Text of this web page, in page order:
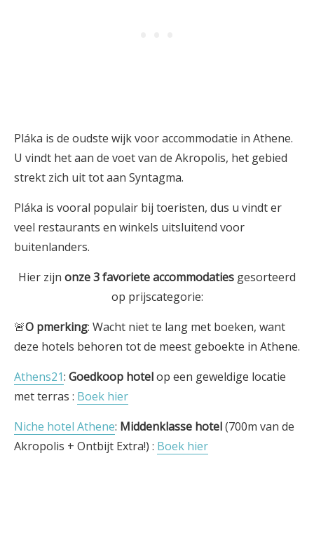
Pláka is de oudste wijk voor accommodatie in Athene.
U vindt het aan de voet van de Akropolis, het gebied
strekt zich uit tot aan Syntagma.
Pláka is vooral populair bij toeristen, dus u vindt er
veel restaurants en winkels uitsluitend voor
buitenlanders.
Hier zijn onze 3favorieteaccommodaties gesorteerd
op prijscategorie:
🚨O pmerking: Wacht niet te lang met boeken, want
deze hotels behoren tot de meest geboekte in Athene.
Athens21: Goedkoop hotelop een geweldige locatie
met terras : Boek hier
Niche hotel Athene: Middenklasse hotel(700m van de
Akropolis + Ontbijt Extra!) : Boek hier